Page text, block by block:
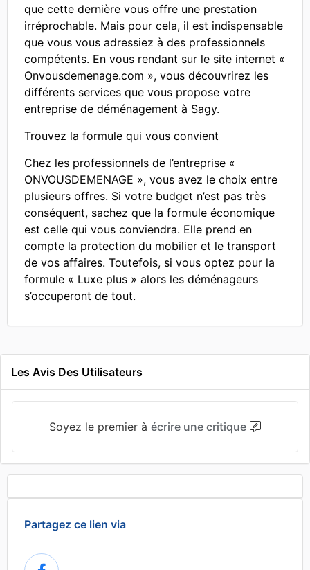
que cette dernière vous offre une prestation
irréprochable. Mais pour cela, il est indispensable
que vous vous adressiez à des professionnels
compétents. En vous rendant sur le site internet «
Onvousdemenage.com », vous découvrirez les
différents services que vous propose votre
entreprise de déménagement à Sagy.
Trouvez la formule qui vous convient
Chez les professionnels de l’entreprise «
ONVOUSDEMENAGE », vous avez le choix entre
plusieurs offres. Si votre budget n’est pas très
conséquent, sachez que la formule économique
est celle qui vous conviendra. Elle prend en
compte la protection du mobilier et le transport
de vos affaires. Toutefois, si vous optez pour la
formule « Luxe plus » alors les déménageurs
s’occuperont de tout.
Les Avis Des Utilisateurs
Soyez le premier à écrire une critique
Partagez ce lien via